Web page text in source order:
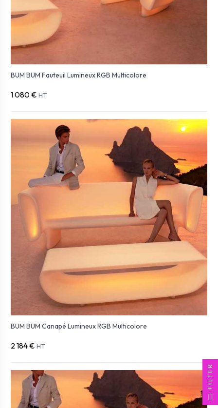
BUM BUM Fauteuil Lumineux RGB Multicolore
1 080 € HT
BUM BUM Canapé Lumineux RGB Multicolore
2 184 € HT
FILTER